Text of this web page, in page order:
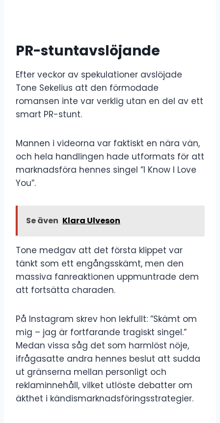
PR-stuntavslöjande
Efter veckor av spekulationer avslöjade
Tone Sekelius att den förmodade
romansen inte var verklig utan en del av ett
smart PR-stunt.
Mannen i videorna var faktiskt en nära vän,
och hela handlingen hade utformats för att
marknadsföra hennes singel ”I Know I Love
You”.
Se även Klara Ulveson
Tone medgav att det första klippet var
tänkt som ett engångsskämt, men den
massiva fanreaktionen uppmuntrade dem
att fortsätta charaden.
På Instagram skrev hon lekfullt: ”Skämt om
mig – jag är fortfarande tragiskt singel.”
Medan vissa såg det som harmlöst nöje,
ifrågasatte andra hennes beslut att sudda
ut gränserna mellan personligt och
reklaminnehåll, vilket utlöste debatter om
äkthet i kändismarknadsföringsstrategier.